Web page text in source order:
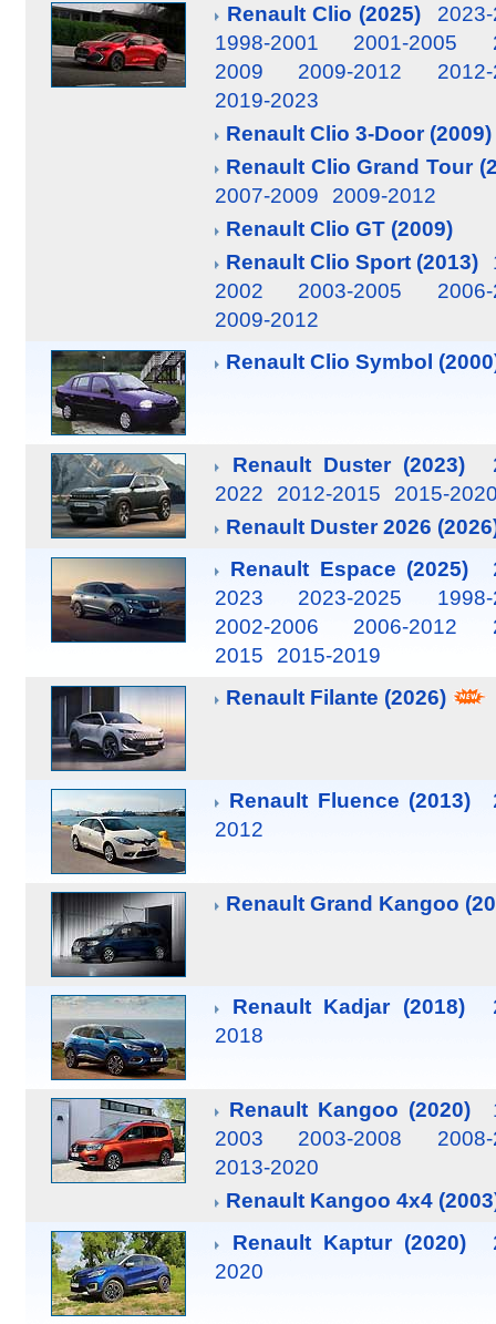
Renault Clio (2025)
1998-2001
2001-2005
2009
2009-2012
2019-2023
Renault Clio 3-Door (2009)
Renault Clio Grand Tour
2007-2009
2009-2012
Renault Clio GT (2009)
Renault Clio Sport (2013)
2002
2003-2005
2009-2012
Renault Clio Symbol
Renault Duster (2023)
2022
2012-2015
2015-
Renault Duster 2026
Renault Espace (2025)
2023
2023-2025
2002-2006
2006-2012
2015
2015-2019
Renault Filante (2026)
Renault Fluence (2013)
2012
Renault Grand Kangoo
Renault Kadjar (2018)
2018
Renault Kangoo (2020)
2003
2003-2008
2013-2020
Renault Kangoo 4x4
Renault Kaptur (2020)
2020